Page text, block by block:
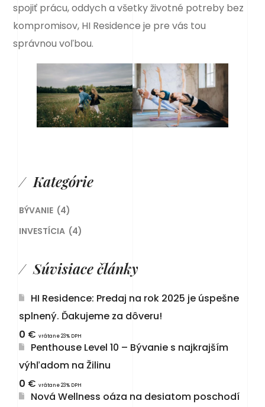
spojiť prácu, oddych a všetky životné potreby bez
kompromisov, HI Residence je pre vás tou
správnou voľbou.
Kategórie
BÝVANIE (4)
INVESTÍCIA (4)
Súvisiace články
HI Residence: Predaj na rok 2025 je úspešne
splnený. Ďakujeme za dôveru!
0 €vrátane 23% DPH
Penthouse Level 10 – Bývanie s najkrajším
výhľadom na Žilinu
0 €vrátane 23% DPH
Nová Wellness oáza na desiatom poschodí